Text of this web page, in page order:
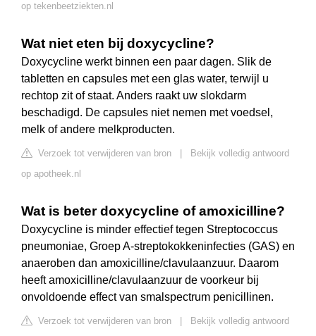
op tekenbeetziekten.nl
Wat niet eten bij doxycycline?
Doxycycline werkt binnen een paar dagen. Slik de
tabletten en capsules met een glas water, terwijl u
rechtop zit of staat. Anders raakt uw slokdarm
beschadigd. De capsules niet nemen met voedsel,
melk of andere melkproducten.
Verzoek tot verwijderen van bron
Bekijk volledig antwoord
op apotheek.nl
Wat is beter doxycycline of amoxicilline?
Doxycycline is minder effectief tegen Streptococcus
pneumoniae, Groep A-streptokokkeninfecties (GAS) en
anaeroben dan amoxicilline/clavulaanzuur. Daarom
heeft amoxicilline/clavulaanzuur de voorkeur bij
onvoldoende effect van smalspectrum penicillinen.
Verzoek tot verwijderen van bron
Bekijk volledig antwoord